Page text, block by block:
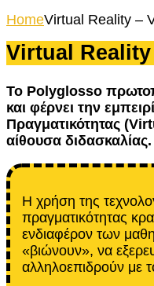
HomeVirtual Reality –
Virtual Reality
Το Polyglosso
και φέρνει την
Πραγματικότητας (
αίθουσα διδασκαλίας.
Η χρήση της
πραγματικότητας
ενδιαφέρον των
«βιώνουν», να
αλληλοεπιδρούν με